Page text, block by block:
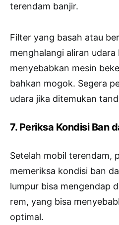
terendam banjir.
Filter yang basah atau
menghalangi aliran udara
menyebabkan mesin
bahkan mogok. Segera
udara jika ditemukan
7. Periksa Kondisi Ban
Setelah mobil terendam,
memeriksa kondisi ban
lumpur bisa mengendap
rem, yang bisa
optimal.